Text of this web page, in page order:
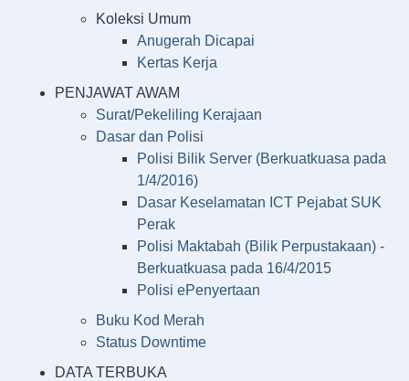
Koleksi Umum
Anugerah Dicapai
Kertas Kerja
PENJAWAT AWAM
Surat/Pekeliling Kerajaan
Dasar dan Polisi
Polisi Bilik Server (Berkuatkuasa pada
1/4/2016)
Dasar Keselamatan ICT Pejabat SUK
Perak
Polisi Maktabah (Bilik Perpustakaan) -
Berkuatkuasa pada 16/4/2015
Polisi ePenyertaan
Buku Kod Merah
Status Downtime
DATA TERBUKA